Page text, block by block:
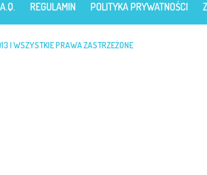
REGULAMIN POLITYKA PRYWATNOŚCI
| WSZYSTKIE PRAWA ZASTRZEŻONE